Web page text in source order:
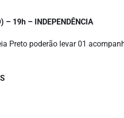
– 19h – INDEPENDÊNCIA
Preto poderão levar 01